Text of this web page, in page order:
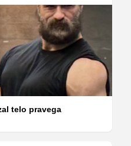
telo pravega